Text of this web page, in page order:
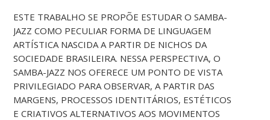
ESTE TRABALHO SE PROPÕE ESTUDAR O SAMBA-
JAZZ COMO PECULIAR FORMA DE LINGUAGEM
ARTÍSTICA NASCIDA A PARTIR DE NICHOS DA
SOCIEDADE BRASILEIRA. NESSA PERSPECTIVA, O
SAMBA-JAZZ NOS OFERECE UM PONTO DE VISTA
PRIVILEGIADO PARA OBSERVAR, A PARTIR DAS
MARGENS, PROCESSOS IDENTITÁRIOS, ESTÉTICOS
E CRIATIVOS ALTERNATIVOS AOS MOVIMENTOS